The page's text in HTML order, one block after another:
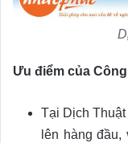
Ưu điểm của
Tại Dịch Thuật
lên hàng